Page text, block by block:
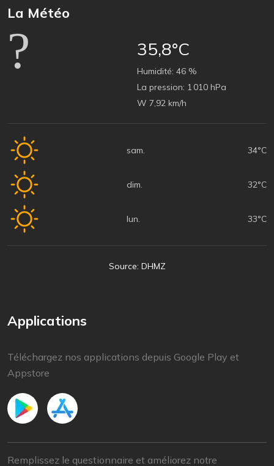
La Météo
35,8°C
Humidité: 46 %
La pression: 1 010 hPa
W 7,92 km/h
sam. 34°C
dim. 32°C
lun. 33°C
Source: DHMZ
Applications
Téléchargez nos applications depuis Google Play et
Appstore
Remplissez le questionnaire et améliorez notre